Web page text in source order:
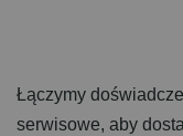
Łączymy
serwisowe, aby